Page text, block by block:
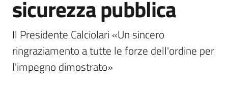
e
dati
Scopri
il
sicurezza pubblica
Il Presidente Calciolari «Un sincero
ringraziamento a tutte le forze dell'ordine per
l'impegno dimostrato»